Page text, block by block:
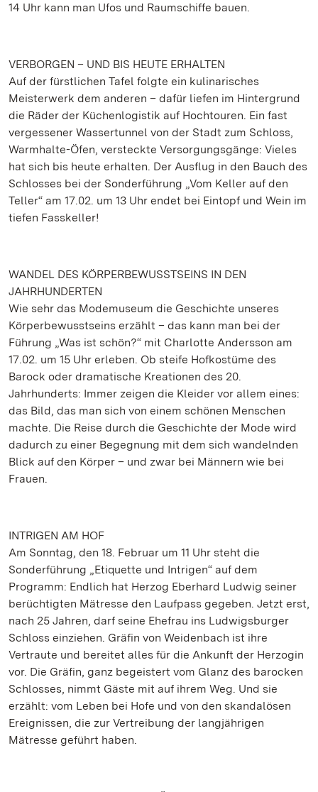
14 Uhr kann man Ufos und Raumschiffe bauen.
VERBORGEN – UND BIS HEUTE ERHALTEN
Auf der fürstlichen Tafel folgte ein kulinarisches
Meisterwerk dem anderen – dafür liefen im Hintergrund
die Räder der Küchenlogistik auf Hochtouren. Ein fast
vergessener Wassertunnel von der Stadt zum Schloss,
Warmhalte-Öfen, versteckte Versorgungsgänge: Vieles
hat sich bis heute erhalten. Der Ausflug in den Bauch des
Schlosses bei der Sonderführung „Vom Keller auf den
Teller“ am 17.02. um 13 Uhr endet bei Eintopf und Wein im
tiefen Fasskeller!
WANDEL DES KÖRPERBEWUSSTSEINS IN DEN
JAHRHUNDERTEN
Wie sehr das Modemuseum die Geschichte unseres
Körperbewusstseins erzählt – das kann man bei der
Führung „Was ist schön?“ mit Charlotte Andersson am
17.02. um 15 Uhr erleben. Ob steife Hofkostüme des
Barock oder dramatische Kreationen des 20.
Jahrhunderts: Immer zeigen die Kleider vor allem eines:
das Bild, das man sich von einem schönen Menschen
machte. Die Reise durch die Geschichte der Mode wird
dadurch zu einer Begegnung mit dem sich wandelnden
Blick auf den Körper – und zwar bei Männern wie bei
Frauen.
INTRIGEN AM HOF
Am Sonntag, den 18. Februar um 11 Uhr steht die
Sonderführung „Etiquette und Intrigen“ auf dem
Programm: Endlich hat Herzog Eberhard Ludwig seiner
berüchtigten Mätresse den Laufpass gegeben. Jetzt erst,
nach 25 Jahren, darf seine Ehefrau ins Ludwigsburger
Schloss einziehen. Gräfin von Weidenbach ist ihre
Vertraute und bereitet alles für die Ankunft der Herzogin
vor. Die Gräfin, ganz begeistert vom Glanz des barocken
Schlosses, nimmt Gäste mit auf ihrem Weg. Und sie
erzählt: vom Leben bei Hofe und von den skandalösen
Ereignissen, die zur Vertreibung der langjährigen
Mätresse geführt haben.